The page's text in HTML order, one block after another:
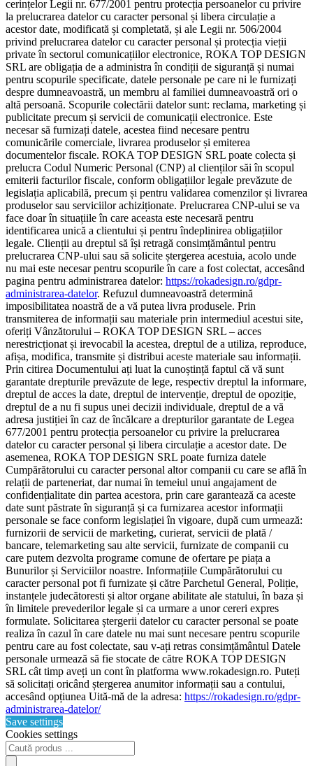
cerințelor Legii nr. 677/2001 pentru protecția persoanelor cu privire
la prelucrarea datelor cu caracter personal și libera circulație a
acestor date, modificată și completată, și ale Legii nr. 506/2004
privind prelucrarea datelor cu caracter personal și protecția vieții
private în sectorul comunicațiilor electronice, ROKA TOP DESIGN
SRL are obligația de a administra în condiții de siguranță și numai
pentru scopurile specificate, datele personale pe care ni le furnizați
despre dumneavoastră, un membru al familiei dumneavoastră ori o
altă persoană. Scopurile colectării datelor sunt: reclama, marketing și
publicitate precum și servicii de comunicații electronice. Este
necesar să furnizați datele, acestea fiind necesare pentru
comunicările comerciale, livrarea produselor și emiterea
documentelor fiscale. ROKA TOP DESIGN SRL poate colecta și
prelucra Codul Numeric Personal (CNP) al clienților săi în scopul
emiterii facturilor fiscale, conform obligațiilor legale prevăzute de
legislația aplicabilă, precum și pentru validarea comenzilor și livrarea
produselor sau serviciilor achiziționate. Prelucrarea CNP-ului se va
face doar în situațiile în care aceasta este necesară pentru
identificarea unică a clientului și pentru îndeplinirea obligațiilor
legale. Clienții au dreptul să își retragă consimțământul pentru
prelucrarea CNP-ului sau să solicite ștergerea acestuia, acolo unde
nu mai este necesar pentru scopurile în care a fost colectat, accesând
pagina pentru administrarea datelor: https://rokadesign.ro/gdpr-
administrarea-datelor. Refuzul dumneavoastră determină
imposibilitatea noastră de a vă putea livra produsele. Prin
transmiterea de informații sau materiale prin intermediul acestui site,
oferiți Vânzătorului – ROKA TOP DESIGN SRL – acces
nerestricționat și irevocabil la acestea, dreptul de a utiliza, reproduce,
afișa, modifica, transmite și distribui aceste materiale sau informații.
Prin citirea Documentului ați luat la cunoștință faptul că vă sunt
garantate drepturile prevăzute de lege, respectiv dreptul la informare,
dreptul de acces la date, dreptul de intervenție, dreptul de opoziție,
dreptul de a nu fi supus unei decizii individuale, dreptul de a vă
adresa justiției în caz de încălcare a drepturilor garantate de Legea
677/2001 pentru protecția persoanelor cu privire la prelucrarea
datelor cu caracter personal și libera circulație a acestor date. De
asemenea, ROKA TOP DESIGN SRL poate furniza datele
Cumpărătorului cu caracter personal altor companii cu care se află în
relații de parteneriat, dar numai în temeiul unui angajament de
confidențialitate din partea acestora, prin care garantează ca aceste
date sunt păstrate în siguranță și ca furnizarea acestor informații
personale se face conform legislației în vigoare, după cum urmează:
furnizorii de servicii de marketing, curierat, servicii de plată /
bancare, telemarketing sau alte servicii, furnizate de companii cu
care putem dezvolta programe comune de ofertare pe piața a
Bunurilor și Serviciilor noastre. Informațiile Cumpărătorului cu
caracter personal pot fi furnizate și către Parchetul General, Poliție,
instanțele judecătoresti și altor organe abilitate ale statului, în baza și
în limitele prevederilor legale și ca urmare a unor cereri expres
formulate. Solicitarea ștergerii datelor cu caracter personal se poate
realiza în cazul în care datele nu mai sunt necesare pentru scopurile
pentru care au fost colectate, sau v-ați retras consimțământul Datele
personale urmează să fie stocate de către ROKA TOP DESIGN
SRL cât timp aveți un cont în platforma www.rokadesign.ro. Puteți
să solicitați oricând ștergerea anumitor informații sau a contului,
accesând opțiunea Uită-mă de la adresa: https://rokadesign.ro/gdpr-
administrarea-datelor/
Save settings
Cookies settings
Products
search